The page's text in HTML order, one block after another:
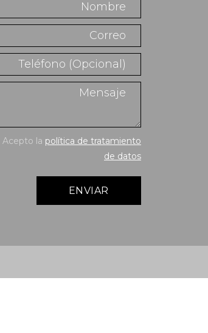
Acepto la política de tratamiento
de datos